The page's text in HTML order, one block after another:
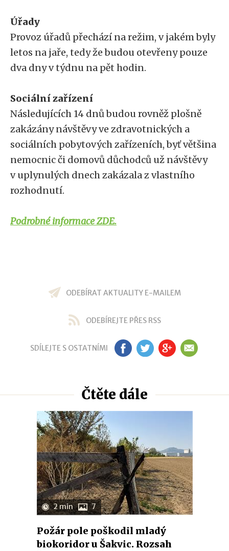
Úřady
Provoz úřadů přechází na režim, v jakém byly
letos na jaře, tedy že budou otevřeny pouze
dva dny v týdnu na pět hodin.
Sociální zařízení
Následujících 14 dnů budou rovněž plošně
zakázány návštěvy ve zdravotnických a
sociálních pobytových zařízeních, byť většina
nemocnic či domovů důchodců už návštěvy
v uplynulých dnech zakázala z vlastního
rozhodnutí.
Podrobné informace ZDE.
ODEBÍRAT AKTUALITY E-MAILEM
ODEBÍREJTE PŘES RSS
SDÍLEJTE S OSTATNÍMI FB TW GP EM
Čtěte dále
2 min 7
Požár pole poškodil mladý
biokoridor u Šakvic. Rozsah